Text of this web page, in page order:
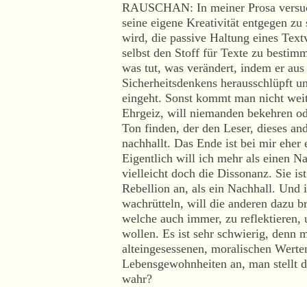
RAUSCHAN: In meiner Prosa
seine eigene Kreativität entgegen
wird, die passive Haltung eines
selbst den Stoff für Texte zu
was tut, was verändert, indem er
Sicherheitsdenkens herausschlüpft
eingeht. Sonst kommt man nicht
Ehrgeiz, will niemanden bekehren
Ton finden, der den Leser, dieses
nachhallt. Das Ende ist bei mir eher
Eigentlich will ich mehr als einen
vielleicht doch die Dissonanz. Sie
Rebellion an, als ein Nachhall.
wachrütteln, will die anderen dazu
welche auch immer, zu reflektieren,
wollen. Es ist sehr schwierig, denn
alteingesessenen, moralischen
Lebensgewohnheiten an, man
wahr?